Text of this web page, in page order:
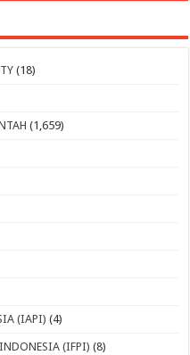
(18)
(1,659)
(IAPI) (4)
(IFPI) (8)